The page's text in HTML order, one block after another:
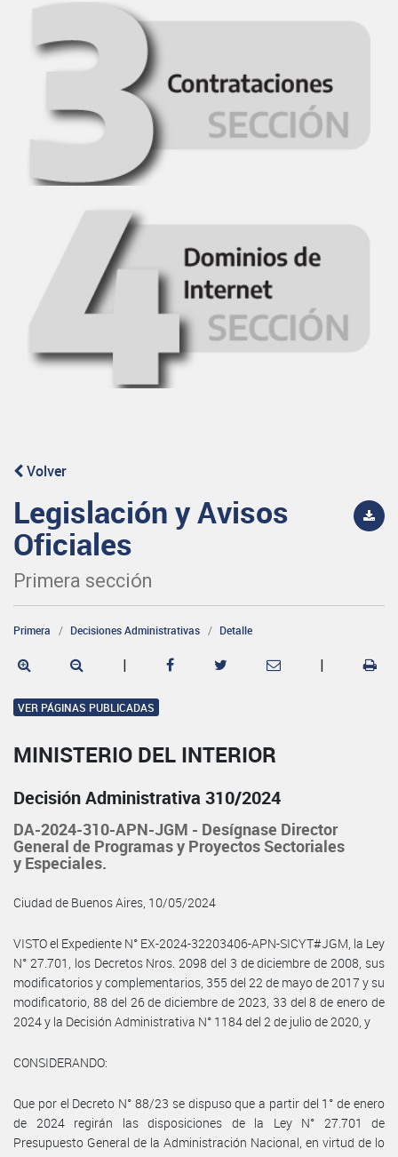
Volver
Legislación y Avisos
Oficiales
Primera sección
Primera Decisiones Administrativas Detalle
| |
VER PÁGINAS PUBLICADAS
MINISTERIO DEL INTERIOR
Decisión Administrativa 310/2024
DA-2024-310-APN-JGM - Desígnase Director
General de Programas y Proyectos Sectoriales
y Especiales.
Ciudad de Buenos Aires, 10/05/2024
VISTO el Expediente N° EX-2024-32203406-APN-SICYT#JGM, la Ley
N° 27.701, los Decretos Nros. 2098 del 3 de diciembre de 2008, sus
modificatorios y complementarios, 355 del 22 de mayo de 2017 y su
modificatorio, 88 del 26 de diciembre de 2023, 33 del 8 de enero de
2024 y la Decisión Administrativa N° 1184 del 2 de julio de 2020, y
CONSIDERANDO:
Que por el Decreto N° 88/23 se dispuso que a partir del 1° de enero
de 2024 regirán las disposiciones de la Ley N° 27.701 de
Presupuesto General de la Administración Nacional, en virtud de lo